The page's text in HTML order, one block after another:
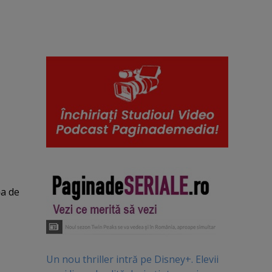
de
Un nou thriller intră pe Disney+. Elevii